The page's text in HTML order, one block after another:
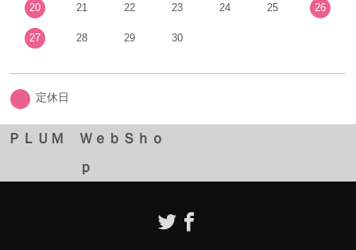
20 21 22 23 24 25 26
27 28 29 30
定休日
ＰＬＵＭ ＷｅｂＳｈｏ
ｐ